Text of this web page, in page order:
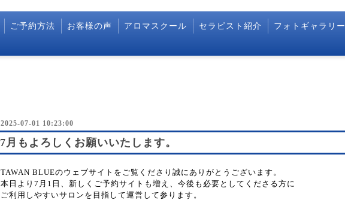
ご予約方法 お客様の声 アロマスクール セラピスト紹介 フォトギャラリー
2025-07-01 10:23:00
7月もよろしくお願いいたします。
TAWAN BLUEのウェブサイトをご覧くださり誠にありがとうございます。
本日より7月1日、新しくご予約サイトも増え、今後も必要としてくださる方に
ご利用しやすいサロンを目指して運営して参ります。